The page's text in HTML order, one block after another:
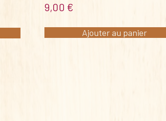
9,00 €
Ajouter au panier